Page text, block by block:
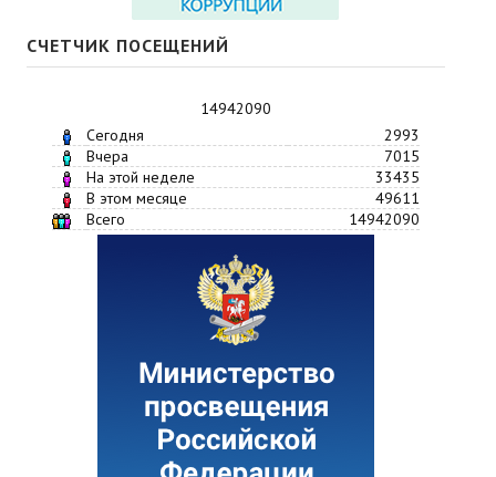
СЧЕТЧИК ПОСЕЩЕНИЙ
14942090
Сегодня
2993
Вчера
7015
На этой неделе
33435
В этом месяце
49611
Всего
14942090